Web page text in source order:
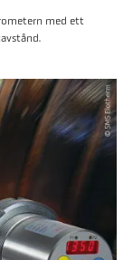
med ett